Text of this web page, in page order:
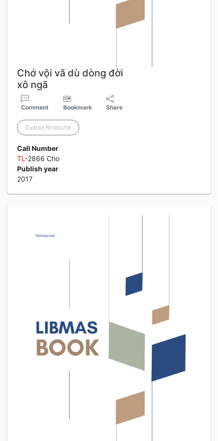
Chớ vội vã dù dòng đời
xô ngã
Comment Bookmark Share
Gyatso Rinpoche
Call Number
TL -2866 Cho
Publish year
2017